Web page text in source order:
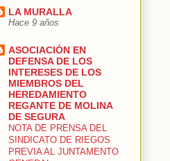
LA MURALLA
Hace 9 años
ASOCIACIÓN EN
DEFENSA DE LOS
INTERESES DE LOS
MIEMBROS DEL
HEREDAMIENTO
REGANTE DE MOLINA
DE SEGURA
NOTA DE PRENSA DEL
SINDICATO DE RIEGOS
PREVIA AL JUNTAMENTO